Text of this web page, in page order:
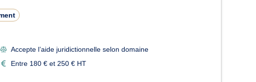
Accepte l’aide juridictionnelle selon domaine
Entre 180 € et 250 € HT